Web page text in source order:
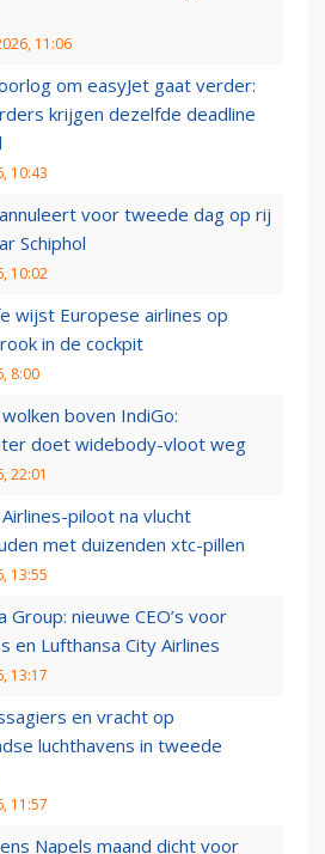
11:06
om easyJet gaat verder:
krijgen dezelfde deadline
10:43
voor tweede dag op rij
Schiphol
10:02
wijst Europese airlines op
in de cockpit
8:00
boven IndiGo:
doet widebody-vloot weg
22:01
piloot na vlucht
met duizenden xtc-pillen
13:55
Group: nieuwe CEO’s voor
en Lufthansa City Airlines
13:17
en vracht op
luchthavens in tweede
11:57
Napels maand dicht voor